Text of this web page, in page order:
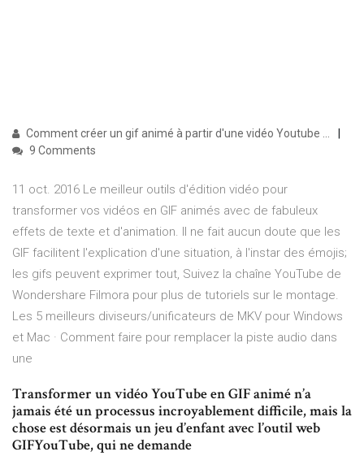
Comment créer un gif animé à partir d'une vidéo Youtube ...
9 Comments
11 oct. 2016 Le meilleur outils d'édition vidéo pour
transformer vos vidéos en GIF animés avec de fabuleux
effets de texte et d'animation. Il ne fait aucun doute que les
GIF facilitent l'explication d'une situation, à l'instar des émojis;
les gifs peuvent exprimer tout, Suivez la chaîne YouTube de
Wondershare Filmora pour plus de tutoriels sur le montage.
Les 5 meilleurs diviseurs/unificateurs de MKV pour Windows
et Mac · Comment faire pour remplacer la piste audio dans
une
Transformer un vidéo YouTube en GIF animé n’a
jamais été un processus incroyablement difficile, mais la
chose est désormais un jeu d’enfant avec l’outil web
GIFYouTube, qui ne demande